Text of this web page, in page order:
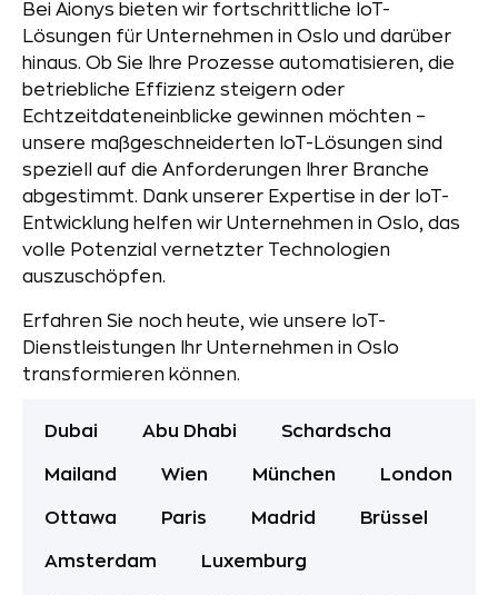
Bei Aionys bieten wir fortschrittliche IoT-
Lösungen für Unternehmen in Oslo und darüber
hinaus. Ob Sie Ihre Prozesse automatisieren, die
betriebliche Effizienz steigern oder
Echtzeitdateneinblicke gewinnen möchten –
unsere maßgeschneiderten IoT-Lösungen sind
speziell auf die Anforderungen Ihrer Branche
abgestimmt. Dank unserer Expertise in der IoT-
Entwicklung helfen wir Unternehmen in Oslo, das
volle Potenzial vernetzter Technologien
auszuschöpfen.
Erfahren Sie noch heute, wie unsere IoT-
Dienstleistungen Ihr Unternehmen in Oslo
transformieren können.
Dubai Abu Dhabi Schardscha
Mailand Wien München London
Ottawa Paris Madrid Brüssel
Amsterdam Luxemburg